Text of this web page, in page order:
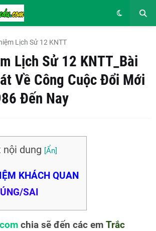
Lịch Sử 12 KNTT
Lịch Sử 12 KNTT_Bài
Về Công Cuộc Đổi Mới
Đến Nay
dung
KHÁCH QUAN
SAI
chia sẽ đến các em Trắc